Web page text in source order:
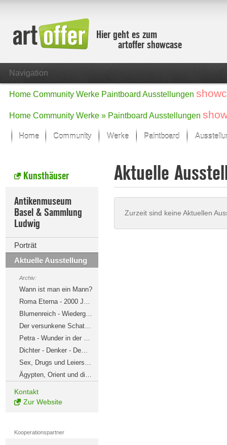
Hier geht es zum
artoffer showcase
Navigation
Home Community Werke Paintboard Ausstellungen
Home Community Werke » Paintboard Ausstellungen
Home Community Werke
Der letzte Monat im Fokus
Alle Fokus-Werke
Standard-Ansicht
Neue Werke – Auswahl
Alle neuen Werke
Paintboard
Kunsthäuser
Antikenmuseum
Basel & Sammlung
Ludwig
Porträt
Aktuelle Ausstellung
Archiv:
Wann ist man ein Mann?
Roma Eterna - 2000 Jahre Skulptur aus den Sammlungen Santarelli und Zeri
Blumenreich - Wiedergeburt in Pharaonengräbern
Der versunkene Schatz. Das Schiffswrack von Antikythera
Petra - Wunder in der Wüste
Dichter - Denker - Demagogen
Sex, Drugs und Leierspiel
Ägypten, Orient und die Schweizer Moderne
Kontakt
Zur Website
Kooperationspartner
Aktuelle
Zurzeit sind keine Aktuellen